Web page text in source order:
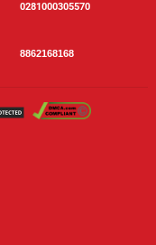
0281000305570
8862168168